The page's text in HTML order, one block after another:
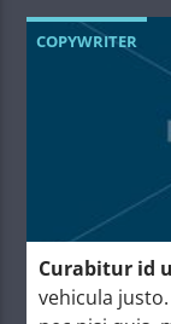
COPYWRITER
Curabitur id
vehicula